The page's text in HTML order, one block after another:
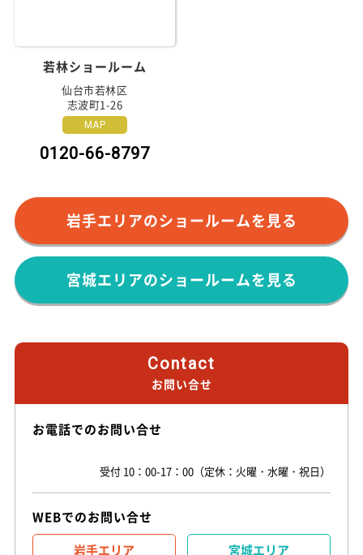
若林ショールーム
仙台市若林区
志波町1-26
MAP
0120-66-8797
岩手エリアのショールームを見る
宮城エリアのショールームを見る
Contact
お問い合せ
お電話でのお問い合せ
WEBでのお問い合せ